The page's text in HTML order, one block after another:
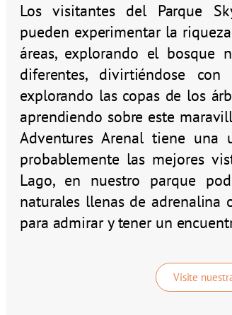
Los visitantes del Parque
pueden experimentar la
áreas, explorando el bosque
diferentes, divirtiéndose
explorando las copas de los
aprendiendo sobre este
Adventures Arenal tiene una
probablemente las mejores
Lago, en nuestro parque
naturales llenas de adrenalina
para admirar y tener un
Visite